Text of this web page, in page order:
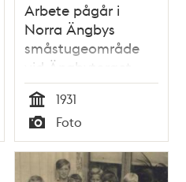
Arbete pågår i
Norra Ängbys
småstugeområde
vid Ängbytorget
Tid
1931
Typ
Foto